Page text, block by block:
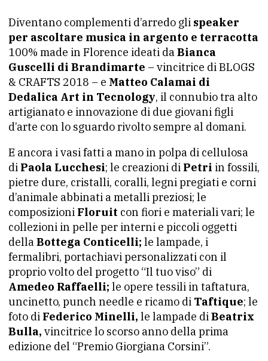
Diventano complementi d’arredo gli speaker
per ascoltare musica in argento e terracotta
100% made in Florence ideati daBianca
Guscelli di Brandimarte – vincitrice di BLOGS
& CRAFTS 2018 – e Matteo Calamai di
Dedalica Art in Tecnology, il connubio tra alto
artigianato e innovazione di due giovani figli
d’arte con lo sguardo rivolto sempre al domani.
E ancora i vasi fatti a mano in polpa di cellulosa
di Paola Lucchesi; le creazioni di Petri in fossili,
pietre dure, cristalli, coralli, legni pregiati e corni
d’animale abbinati a metalli preziosi; le
composizioni Floruit con fiori e materiali vari; le
collezioni in pelle per interni e piccoli oggetti
dellaBottega Conticelli; le lampade, i
fermalibri, portachiavi personalizzati con il
proprio volto del progetto “Il tuo viso” di
Amedeo Raffaelli; le opere tessili in taftatura,
uncinetto, punch needle e ricamo di Taftique; le
foto di Federico Minelli, le lampade diBeatrix
Bulla, vincitrice lo scorso anno della prima
edizione del “Premio Giorgiana Corsini”.